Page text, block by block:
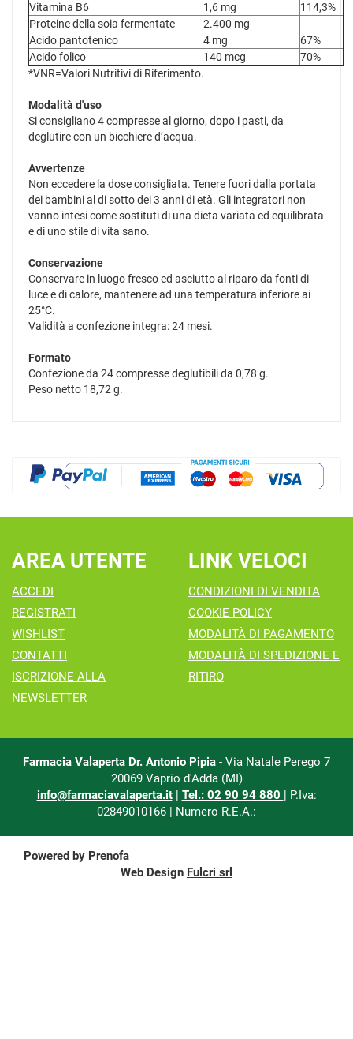
Vitamina B6
1,6 mg
114,3%
Proteine della soia fermentate
2.400 mg
Acido pantotenico
4 mg
67%
Acido folico
140 mcg
70%
*VNR=Valori Nutritivi di Riferimento.
Modalità d'uso
Si consigliano 4 compresse al giorno, dopo i pasti, da
deglutire con un bicchiere d’acqua.
Avvertenze
Non eccedere la dose consigliata. Tenere fuori dalla portata
dei bambini al di sotto dei 3 anni di età. Gli integratori non
vanno intesi come sostituti di una dieta variata ed equilibrata
e di uno stile di vita sano.
Conservazione
Conservare in luogo fresco ed asciutto al riparo da fonti di
luce e di calore, mantenere ad una temperatura inferiore ai
25°C.
Validità a confezione integra: 24 mesi.
Formato
Confezione da 24 compresse deglutibili da 0,78 g.
Peso netto 18,72 g.
AREA UTENTE
ACCEDI
REGISTRATI
WISHLIST
CONTATTI
ISCRIZIONE ALLA
NEWSLETTER
LINK VELOCI
CONDIZIONI DI VENDITA
COOKIE POLICY
MODALITÀ DI PAGAMENTO
MODALITÀ DI SPEDIZIONE E
RITIRO
Farmacia Valaperta Dr. Antonio Pipia - Via Natale Perego 7
20069 Vaprio d'Adda (MI)
info@farmaciavalaperta.it| Tel.: 02 90 94 880 | P.Iva:
02849010166 | Numero R.E.A.:
Powered by Prenofa
Web Design Fulcri srl